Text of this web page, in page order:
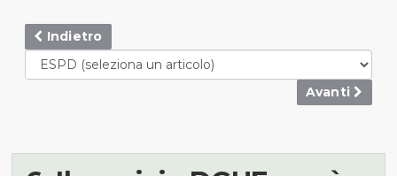
Indietro
Avanti